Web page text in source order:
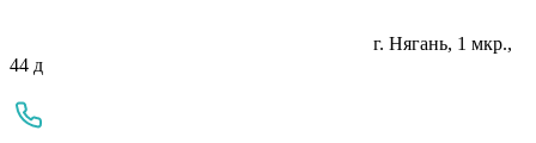
г. Нягань, 1 мкр.,
44 д